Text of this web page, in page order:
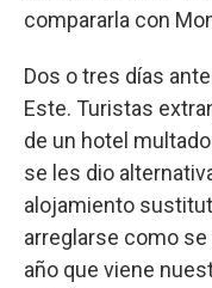
compararla con
Dos o tres días
Este. Turistas
de un hotel
se les dio
alojamiento
arreglarse como
año que viene